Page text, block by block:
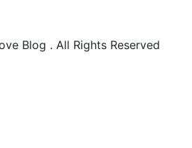
Blog . All Rights Reserved